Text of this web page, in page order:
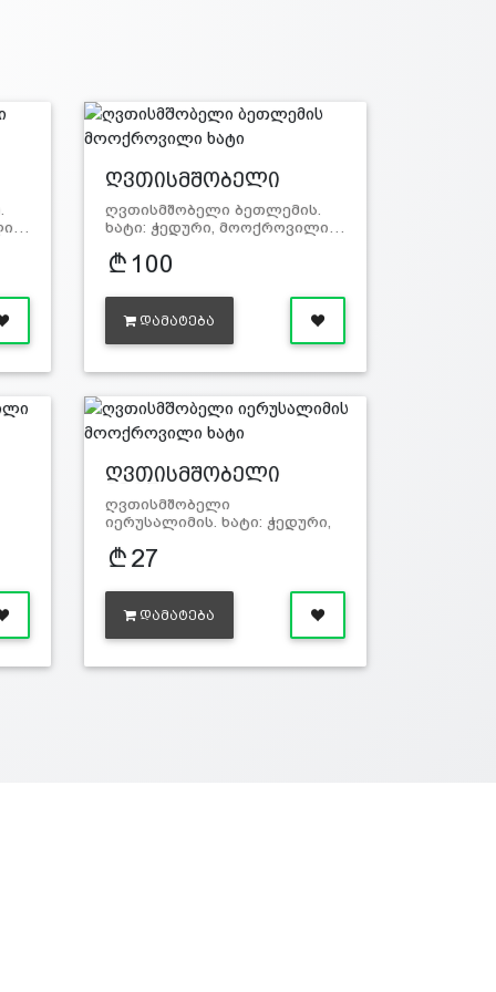
ღვთისმშობელი
ღვთისმშობელი ბეთლემის.
ხატი: ჭედური, მოოქროვილი…
100
ᲓᲐᲛᲐᲢᲔᲑᲐ
ღვთისმშობელი
ღვთისმშობელი
იერუსალიმის. ხატი: ჭედური,
27
ᲓᲐᲛᲐᲢᲔᲑᲐ